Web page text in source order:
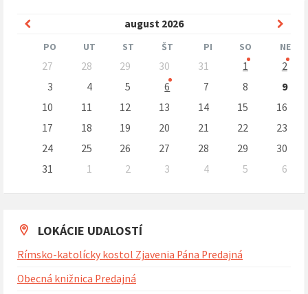
august 2026
Predchádzajúci
mesiac
PO UT ST ŠT PI SO NE
Preskočit
kalendárne
27 28 29 30 31 1
2
3
4 5 6 7 8
9
10
11 12 13 14 15
16
17
18 19 20 21 22
23
24
25 26 27 28 29
30
31
1 2 3 4 5
6
na
dni
LOKÁCIE UDALOSTÍ
Rímsko-katolícky kostol Zjavenia Pána Predajná
Obecná knižnica Predajná